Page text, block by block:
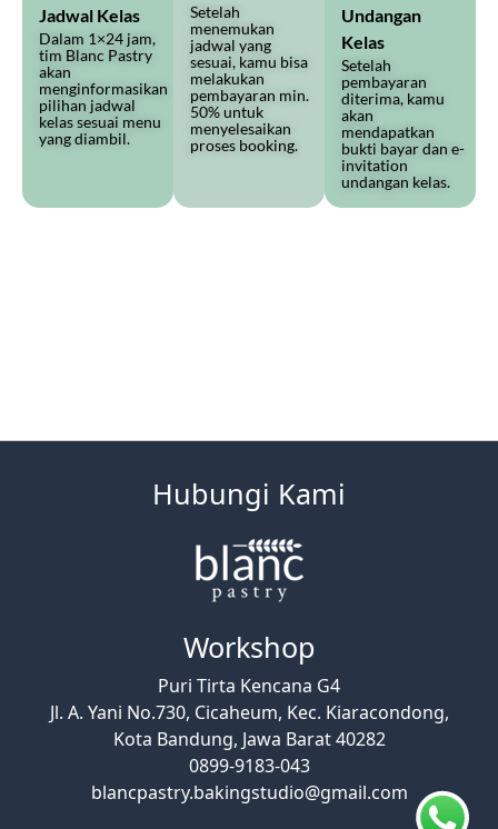
Jadwal Kelas
Dalam 1×24 jam,
tim Blanc Pastry
akan
menginformasikan
pilihan jadwal
kelas sesuai menu
yang diambil.
Setelah
menemukan
jadwal yang
sesuai, kamu bisa
melakukan
pembayaran min.
50% untuk
menyelesaikan
proses booking.
Undangan
Kelas
Setelah
pembayaran
diterima, kamu
akan
mendapatkan
bukti bayar dan e-
invitation
undangan kelas.
Hubungi Kami
Workshop
Puri Tirta Kencana G4
Jl. A. Yani No.730, Cicaheum, Kec. Kiaracondong,
Kota Bandung, Jawa Barat 40282
0899-9183-043
blancpastry.bakingstudio@gmail.com